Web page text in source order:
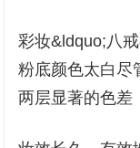
彩妆&ldquo;八
粉底颜色太白尽
两层显著的色差